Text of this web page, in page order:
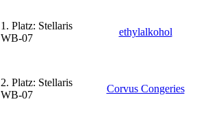
1. Platz: Stellaris
WB-07
ethylalkohol
2. Platz: Stellaris
WB-07
Corvus Congeries